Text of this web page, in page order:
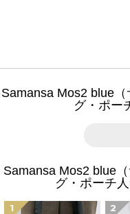
Samansa Mos2 blue
グ・ポー
Samansa Mos2 blue
グ・ポーチ
1 2